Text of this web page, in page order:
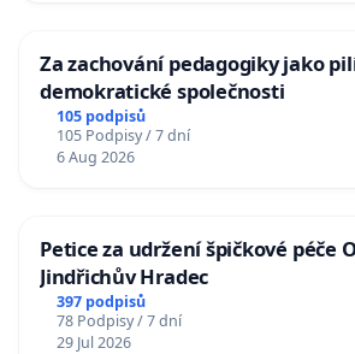
Za zachování pedagogiky jako
demokratické společnosti
105 podpisů
105 Podpisy / 7 dní
6 Aug 2026
Petice za udržení špičkové péče
Jindřichův Hradec
397 podpisů
78 Podpisy / 7 dní
29 Jul 2026